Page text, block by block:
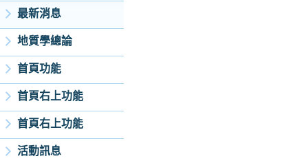
最新消息
地質學總論
首頁功能
首頁右上功能
首頁右上功能
活動訊息